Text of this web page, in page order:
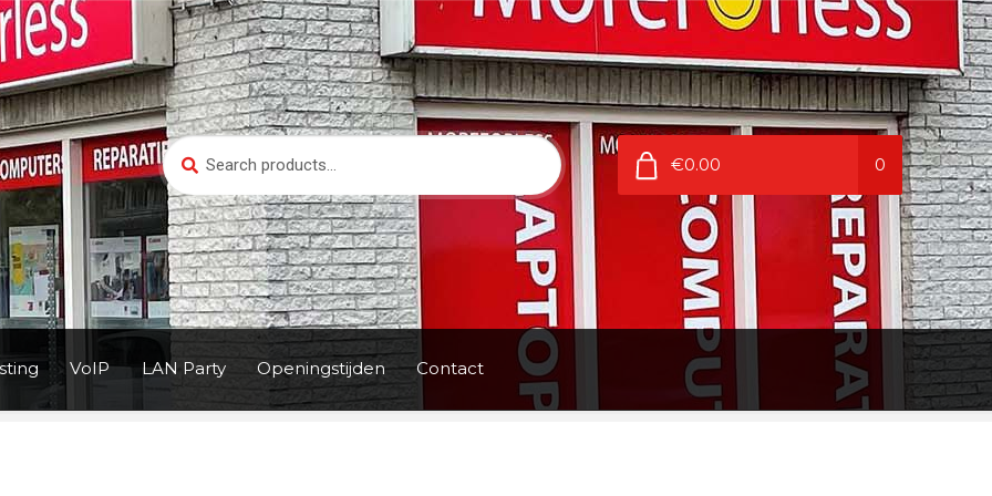
Search
for:
Search
€0.00 0
VoIP LAN Party Openingstijden Contact